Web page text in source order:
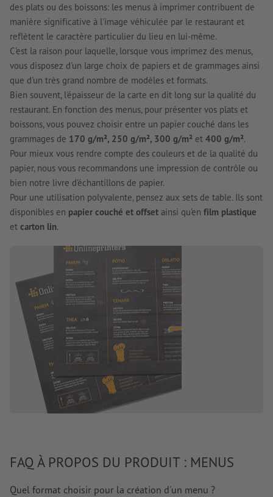
des plats ou des boissons: les menus à imprimer contribuent de
manière significative à l'image véhiculée par le restaurant et
reflètent le caractère particulier du lieu en lui-même.
C'est la raison pour laquelle, lorsque vous imprimez des menus,
vous disposez d'un large choix de papiers et de grammages ainsi
que d'un très grand nombre de modèles et formats.
Bien souvent, l'épaisseur de la carte en dit long sur la qualité du
restaurant. En fonction des menus, pour présenter vos plats et
boissons, vous pouvez choisir entre un papier couché dans les
grammages de 170 g/m², 250 g/m², 300 g/m² et 400 g/m².
Pour mieux vous rendre compte des couleurs et de la qualité du
papier, nous vous recommandons une impression de contrôle ou
bien notre livre d'échantillons de papier.
Pour une utilisation polyvalente, pensez aux sets de table. Ils sont
disponibles en papier couché et offset ainsi qu'en film plastique
et carton lin.
FAQ À PROPOS DU PRODUIT : MENUS
Quel format choisir pour la création d'un menu ?